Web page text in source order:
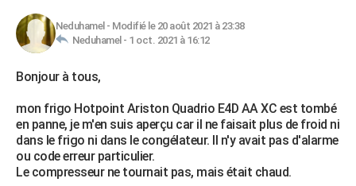
Retraite
Impôts
Epargne
Immobilier
Risques naturels par ville
Banque
Assurance
Crédit
AUTO
Essais
Réserver un essai
Citadines
Berlines
SUV
Forum auto
+HIGH-TECH
Mobiles
Meilleur smartphone
Internet
Ordinateurs
Jeux vidéo
Guide high-tech
BRICOLAGE
Forum
Aménagement intérieur
Extérieur
Cuisine
Salle de bains
Jardinage
Rangement
WEEK-END
Guides de France
Escapades
Patrimoine
Expositions
Musées
Week-end nature
+LIFESTYLE
Art de vivre
Bien-être
Loisirs
Mode
Modes de vie
SANTE
Neduhamel - Modifié le 20 août 2021 à 23:38
Neduhamel - 1 oct. 2021 à 16:12
Bonjour à tous,
mon frigo Hotpoint Ariston Quadrio E4D AA XC est tombé
en panne, je m'en suis aperçu car il ne faisait plus de froid ni
dans le frigo ni dans le congélateur. Il n'y avait pas d'alarme
ou code erreur particulier.
Le compresseur ne tournait pas, mais était chaud.